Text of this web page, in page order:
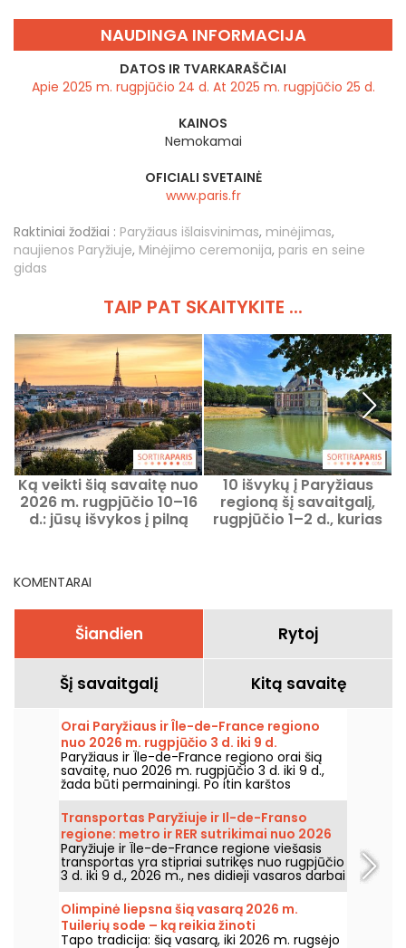
NAUDINGA INFORMACIJA
DATOS IR TVARKARAŠČIAI
Apie 2025 m. rugpjūčio 24 d. At 2025 m. rugpjūčio 25 d.
KAINOS
Nemokamai
OFICIALI SVETAINĖ
www.paris.fr
Raktiniai žodžiai : Paryžiaus išlaisvinimas, minėjimas,
naujienos Paryžiuje, Minėjimo ceremonija, paris en seine
gidas
TAIP PAT SKAITYKITE ...
Ką veikti šią savaitę nuo
2026 m. rugpjūčio 10–16
d.: jūsų išvykos į pilną
10 išvykų į Paryžiaus
regioną šį savaitgalį,
rugpjūčio 1–2 d., kurias
KOMENTARAI
Šiandien Rytoj
Šį savaitgalį Kitą savaitę
Orai Paryžiaus ir Île-de-France regiono
nuo 2026 m. rugpjūčio 3 d. iki 9 d.
Paryžiaus ir Île-de-France regiono orai šią
savaitę, nuo 2026 m. rugpjūčio 3 d. iki 9 d.,
žada būti permainingi. Po itin karštos
pirmadienio, kai buvo rizika perkūnijų,
temperatūros laikysis palaipsniui kris, kol grįš
šiltesnis ir saulėtas oras savaitgalį.
Transportas Paryžiuje ir Il-de-Franso
regione: metro ir RER sutrikimai nuo 2026
m. rugpjūčio 3 d. iki 9 d.
Paryžiuje ir Île-de-France regione viešasis
transportas yra stipriai sutrikęs nuo rugpjūčio
3 d. iki 9 d., 2026 m., nes didieji vasaros darbai
itin smarkiai paveikia kai kurias linijas,
praneša RATP ir SNCF.
Olimpinė liepsna šią vasarą 2026 m.
Tuilerių sode – ką reikia žinoti
Tapo tradicija: šią vasarą, iki 2026 m. rugsėjo